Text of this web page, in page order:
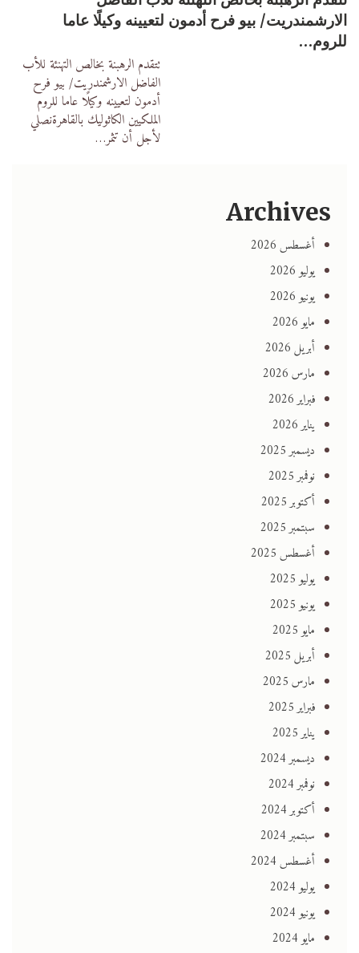
الارشمندريت/ بيو فرح أدمون لتعيينه وكيلًا عاما
للروم…
تتقدم الرهبنة بخالص التهنئة للأب
الفاضل الارشمندريت/ بيو فرح
أدمون لتعيينه وكيلًا عاما للروم
الملكيين الكاثوليك بالقاهرةنصلي
لأجل أن تثمر…
Archives
أغسطس 2026
يوليو 2026
يونيو 2026
مايو 2026
أبريل 2026
مارس 2026
فبراير 2026
يناير 2026
ديسمبر 2025
نوفمبر 2025
أكتوبر 2025
سبتمبر 2025
أغسطس 2025
يوليو 2025
يونيو 2025
مايو 2025
أبريل 2025
مارس 2025
فبراير 2025
يناير 2025
ديسمبر 2024
نوفمبر 2024
أكتوبر 2024
سبتمبر 2024
أغسطس 2024
يوليو 2024
يونيو 2024
مايو 2024